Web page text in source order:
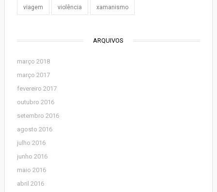
viagem violência xamanismo
ARQUIVOS
março 2018
março 2017
fevereiro 2017
outubro 2016
setembro 2016
agosto 2016
julho 2016
junho 2016
maio 2016
abril 2016